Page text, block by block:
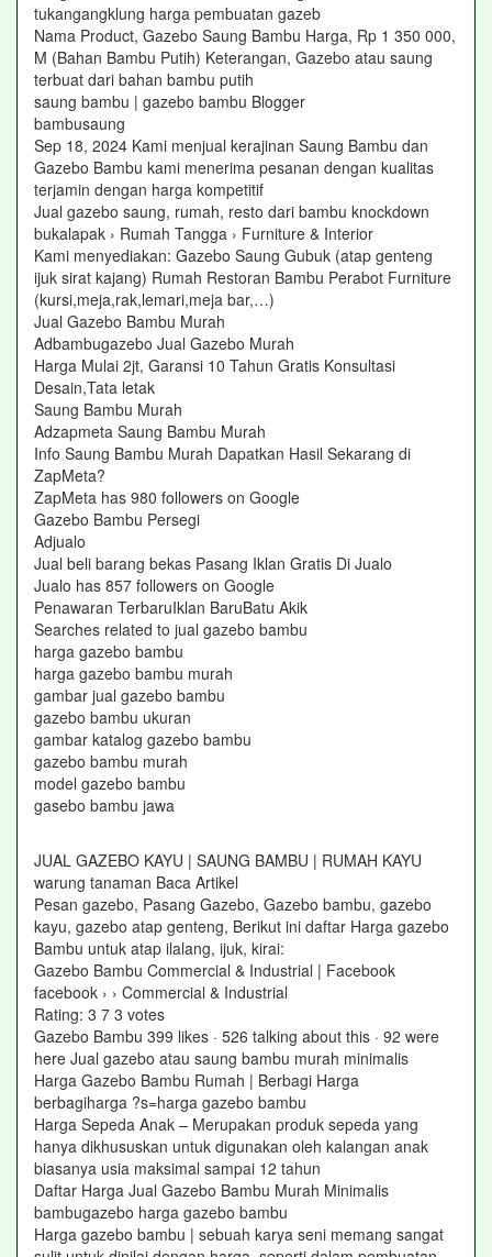
tukangangklung harga pembuatan gazeb
Nama Product, Gazebo Saung Bambu Harga, Rp 1 350 000,
M (Bahan Bambu Putih) Keterangan, Gazebo atau saung
terbuat dari bahan bambu putih
saung bambu | gazebo bambu Blogger
bambusaung
Sep 18, 2024 Kami menjual kerajinan Saung Bambu dan
Gazebo Bambu kami menerima pesanan dengan kualitas
terjamin dengan harga kompetitif
Jual gazebo saung, rumah, resto dari bambu knockdown
bukalapak › Rumah Tangga › Furniture & Interior
Kami menyediakan: Gazebo Saung Gubuk (atap genteng
ijuk sirat kajang) Rumah Restoran Bambu Perabot Furniture
(kursi,meja,rak,lemari,meja bar,…)
Jual Gazebo Bambu Murah‎
Adbambugazebo Jual Gazebo Murah‎
Harga Mulai 2jt, Garansi 10 Tahun Gratis Konsultasi
Desain,Tata letak
Saung Bambu Murah‎
Adzapmeta Saung Bambu Murah‎
Info Saung Bambu Murah Dapatkan Hasil Sekarang di
ZapMeta?
ZapMeta has 980 followers on Google
Gazebo Bambu Persegi‎
Adjualo ‎
Jual beli barang bekas Pasang Iklan Gratis Di Jualo
Jualo has 857 followers on Google
Penawaran TerbaruIklan BaruBatu Akik
Searches related to jual gazebo bambu
harga gazebo bambu
harga gazebo bambu murah
gambar jual gazebo bambu
gazebo bambu ukuran
gambar katalog gazebo bambu
gazebo bambu murah
model gazebo bambu
gasebo bambu jawa
JUAL GAZEBO KAYU | SAUNG BAMBU | RUMAH KAYU
warung tanaman Baca Artikel
Pesan gazebo, Pasang Gazebo, Gazebo bambu, gazebo
kayu, gazebo atap genteng, Berikut ini daftar Harga gazebo
Bambu untuk atap ilalang, ijuk, kirai:
Gazebo Bambu Commercial & Industrial | Facebook
facebook › › Commercial & Industrial
Rating: 3 7 ‎3 votes
Gazebo Bambu 399 likes · 526 talking about this · 92 were
here Jual gazebo atau saung bambu murah minimalis
Harga Gazebo Bambu Rumah | Berbagi Harga
berbagiharga ?s=harga gazebo bambu
Harga Sepeda Anak – Merupakan produk sepeda yang
hanya dikhususkan untuk digunakan oleh kalangan anak
biasanya usia maksimal sampai 12 tahun
Daftar Harga Jual Gazebo Bambu Murah Minimalis
bambugazebo harga gazebo bambu
Harga gazebo bambu | sebuah karya seni memang sangat